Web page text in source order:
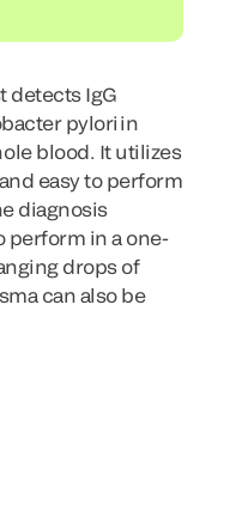
detects IgG
pylori in
blood. It utilizes
easy to perform
diagnosis
perform in a one-
drops of
can also be